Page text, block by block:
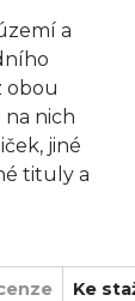
a
obou
na nich
jiné
tituly a
Ke